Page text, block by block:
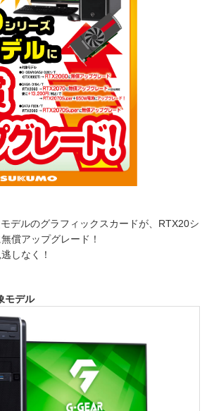
デルのグラフィックスカードが、RTX20シ
償アップグレード！
しなく！
モデル